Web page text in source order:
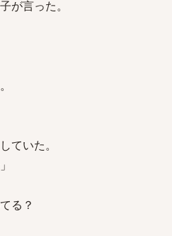
が言った。
ていた。
る？